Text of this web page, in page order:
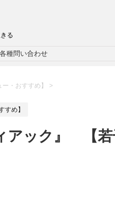
る
種問い合わせ
・おすすめ】 >
すめ】
アック』 【若